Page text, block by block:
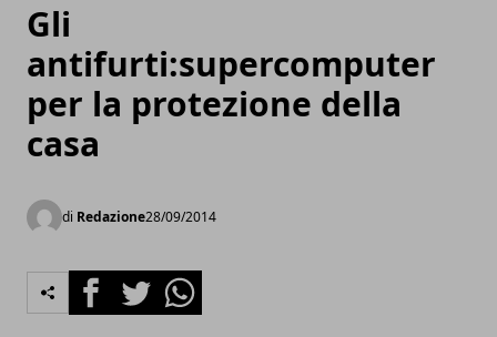
Gli
antifurti:supercomputer
per la protezione della
casa
di Redazione28/09/2014
FacebookTwitterWhatsapp